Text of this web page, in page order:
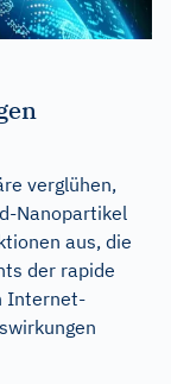
verglühen,
Nanopartikel
aus, die
der rapide
Internet-